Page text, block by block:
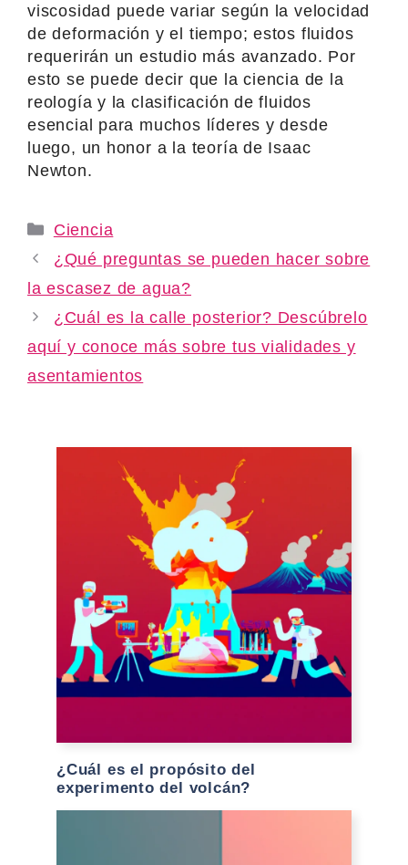
viscosidad puede variar según la velocidad
de deformación y el tiempo; estos fluidos
requerirán un estudio más avanzado. Por
esto se puede decir que la ciencia de la
reología y la clasificación de fluidos
esencial para muchos líderes y desde
luego, un honor a la teoría de Isaac
Newton.
Categories
Ciencia
¿Qué preguntas se pueden hacer sobre
la escasez de agua?
¿Cuál es la calle posterior? Descúbrelo
aquí y conoce más sobre tus vialidades y
asentamientos
¿Cuál es el propósito del
experimento del volcán?